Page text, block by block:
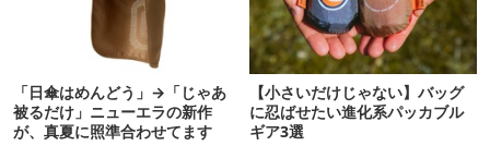
「日傘はめんどう」→「じゃあ
被るだけ」ニューエラの新作
が、真夏に照準合わせてます
【小さいだけじゃない】バッグ
に忍ばせたい進化系パッカブル
ギア3選